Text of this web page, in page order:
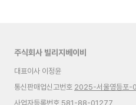
주식회사 빌리지베이비
대표이사 이정윤
통신판매업신고번호 2025-서울영등포-
사업자등록번호 581-88-01277